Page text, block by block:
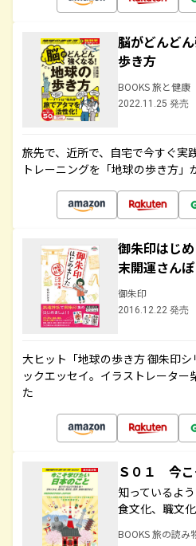
脳がどんど
歩き方
BOOKS 旅と健康
2022.11.25 発売
旅先で、近所で、自宅で今すぐ実
トレーニングを「地球の歩き方
御朱印はじ
末開運さんぽ
御朱印
2016.12.22 発売
大ヒット「地球の歩き方 御朱印
ックエッセイ。イラストレーター
た
Ｓ０１ 今こ
知っているよ
食文化、職文
BOOKS 旅の読み